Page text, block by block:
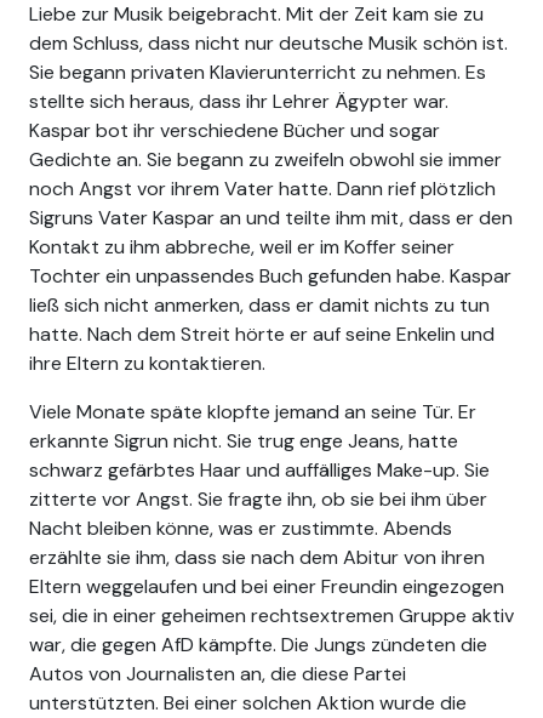
Liebe zur Musik beigebracht. Mit der Zeit kam sie zu
dem Schluss, dass nicht nur deutsche Musik schön ist.
Sie begann privaten Klavierunterricht zu nehmen. Es
stellte sich heraus, dass ihr Lehrer Ägypter war.
Kaspar bot ihr verschiedene Bücher und sogar
Gedichte an. Sie begann zu zweifeln obwohl sie immer
noch Angst vor ihrem Vater hatte. Dann rief plötzlich
Sigruns Vater Kaspar an und teilte ihm mit, dass er den
Kontakt zu ihm abbreche, weil er im Koffer seiner
Tochter ein unpassendes Buch gefunden habe. Kaspar
ließ sich nicht anmerken, dass er damit nichts zu tun
hatte. Nach dem Streit hörte er auf seine Enkelin und
ihre Eltern zu kontaktieren.
Viele Monate späte klopfte jemand an seine Tür. Er
erkannte Sigrun nicht. Sie trug enge Jeans, hatte
schwarz gefärbtes Haar und auffälliges Make-up. Sie
zitterte vor Angst. Sie fragte ihn, ob sie bei ihm über
Nacht bleiben könne, was er zustimmte. Abends
erzählte sie ihm, dass sie nach dem Abitur von ihren
Eltern weggelaufen und bei einer Freundin eingezogen
sei, die in einer geheimen rechtsextremen Gruppe aktiv
war, die gegen AfD kämpfte. Die Jungs zündeten die
Autos von Journalisten an, die diese Partei
unterstützten. Bei einer solchen Aktion wurde die